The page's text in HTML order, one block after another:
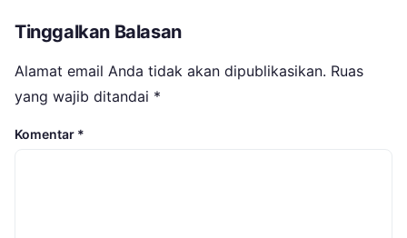
Tinggalkan Balasan
Alamat email Anda tidak akan dipublikasikan. Ruas
yang wajib ditandai *
Komentar *